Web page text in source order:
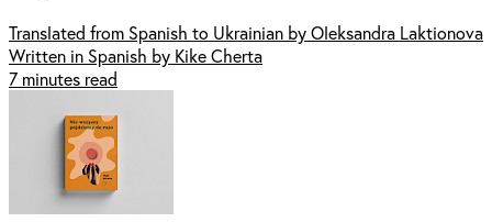
Translated from Spanish to Ukrainian by Oleksandra Laktionova
Written in Spanish by Kike Cherta
7 minutes read